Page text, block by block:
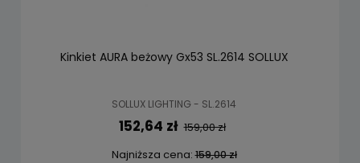
Kinkiet AURA beżowy Gx53 SL.2614 SOLLUX
SOLLUX LIGHTING - SL.2614
152,64 zł 159,00 zł
Najniższa cena:159,00 zł